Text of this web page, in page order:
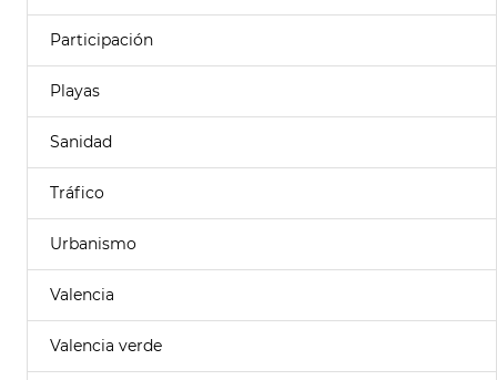
Participación
Playas
Sanidad
Tráfico
Urbanismo
Valencia
Valencia verde